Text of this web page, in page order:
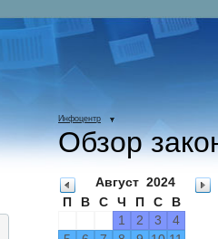
Инфоцентр
Обзор
Август 2024
П
В С Ч П С
В
1
2 3
4